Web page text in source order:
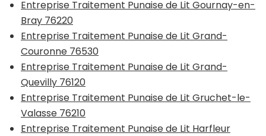
Entreprise Traitement Punaise de Lit Gournay-en-
Bray 76220
Entreprise Traitement Punaise de Lit Grand-
Couronne 76530
Entreprise Traitement Punaise de Lit Grand-
Quevilly 76120
Entreprise Traitement Punaise de Lit Gruchet-le-
Valasse 76210
Entreprise Traitement Punaise de Lit Harfleur